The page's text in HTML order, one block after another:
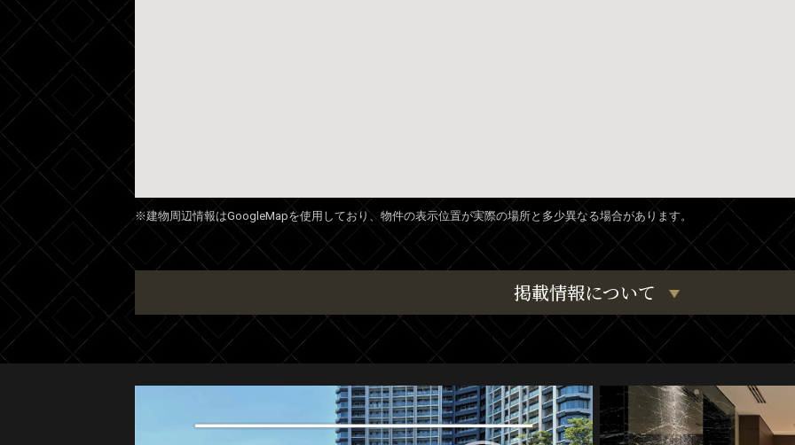
※建物周辺情報はGoogleMapを使用しており、物件の表示位置が実際の場所と多少異なる場合があります。
掲載情報について